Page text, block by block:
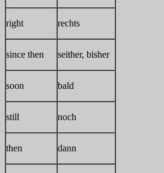
right rechts
since then seither, bisher
soon bald
still noch
then dann